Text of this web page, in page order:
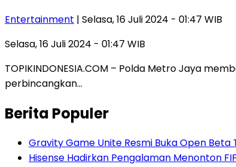
Entertainment | Selasa, 16 Juli 2024 - 01:47 WIB
Selasa, 16 Juli 2024 - 01:47 WIB
TOPIKINDONESIA.COM – Polda Metro Jaya
perbincangkan…
Berita Populer
Gravity Game Unite Resmi Buka Open
Hisense Hadirkan Pengalaman Menonton